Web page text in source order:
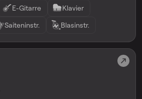
E-Gitarre
Klavier
Saiteninstr. Blasinstr.